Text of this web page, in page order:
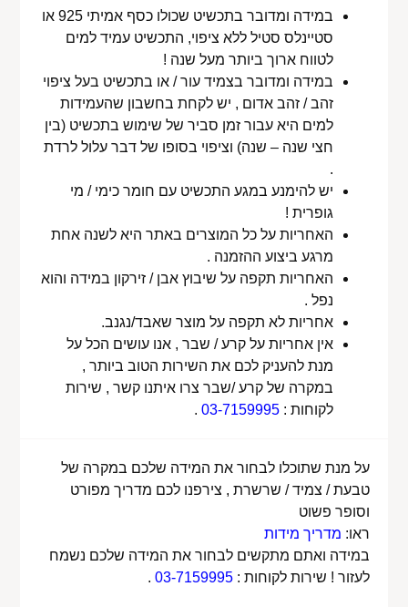
במידה ומדובר בתכשיט שכולו כסף אמיתי 925 או
סטיינלס סטיל ללא ציפוי, התכשיט עמיד למים
לטווח ארוך ביותר מעל שנה !
במידה ומדובר בצמיד עור / או בתכשיט בעל ציפוי
זהב / זהב אדום , יש לקחת בחשבון שהעמידות
למים היא עבור זמן סביר של שימוש בתכשיט (בין
חצי שנה – שנה) וציפוי בסופו של דבר עלול לרדת
.
יש להימנע במגע התכשיט עם חומר כימי / מי
גופרית !
האחריות על כל המוצרים באתר היא לשנה אחת
מרגע ביצוע ההזמנה .
האחריות תקפה על שיבוץ אבן / זירקון במידה והוא
נפל .
אחריות לא תקפה על מוצר שאבד/נגנב.
אין אחריות על קרע / שבר , אנו עושים הכל על
מנת להעניק לכם את השירות הטוב ביותר ,
במקרה של קרע /שבר צרו איתנו קשר , שירות
לקוחות :03-7159995
.
על מנת שתוכלו לבחור את המידה שלכם במקרה של
טבעת / צמיד / שרשרת , צירפנו לכם מדריך מפורט
וסופר פשוט
ראו: מדריך מידות
במידה ואתם מתקשים לבחור את המידה שלכם נשמח
לעזור ! שירות לקוחות :03-7159995
.